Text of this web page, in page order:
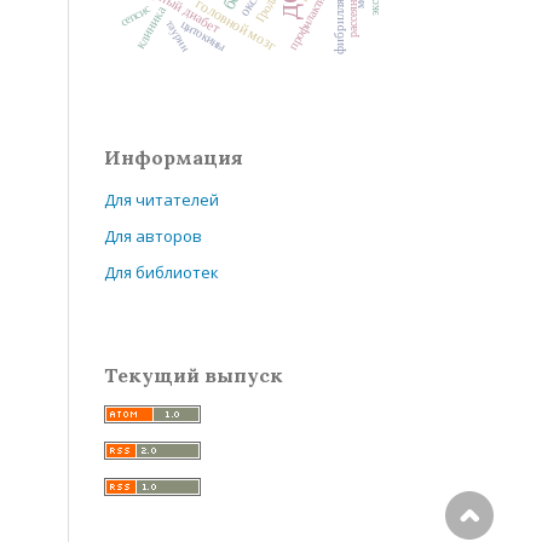
головной мозг
клиника профилактика
цитокины
сепсис
таурин
Информация
Для читателей
Для авторов
Для библиотек
Текущий выпуск